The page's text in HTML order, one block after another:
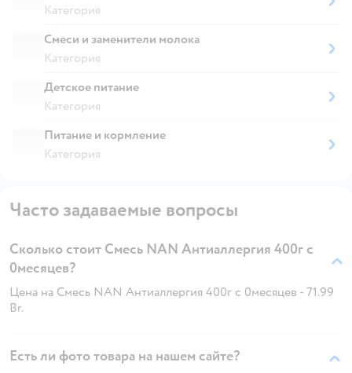
Категория
Смеси и заменители молока
Категория
Детское питание
Категория
Питание и кормление
Категория
Часто задаваемые вопросы
Сколько стоит Смесь NAN Антиаллергия 400г с
0месяцев?
Цена на Смесь NAN Антиаллергия 400г с 0месяцев - 71.99
Br.
Есть ли фото товара на нашем сайте?